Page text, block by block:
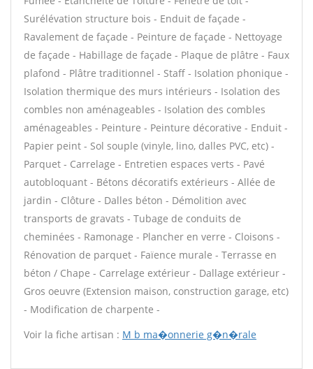
Surélévation structure bois - Enduit de façade -
Ravalement de façade - Peinture de façade - Nettoyage
de façade - Habillage de façade - Plaque de plâtre - Faux
plafond - Plâtre traditionnel - Staff - Isolation phonique -
Isolation thermique des murs intérieurs - Isolation des
combles non aménageables - Isolation des combles
aménageables - Peinture - Peinture décorative - Enduit -
Papier peint - Sol souple (vinyle, lino, dalles PVC, etc) -
Parquet - Carrelage - Entretien espaces verts - Pavé
autobloquant - Bétons décoratifs extérieurs - Allée de
jardin - Clôture - Dalles béton - Démolition avec
transports de gravats - Tubage de conduits de
cheminées - Ramonage - Plancher en verre - Cloisons -
Rénovation de parquet - Faïence murale - Terrasse en
béton / Chape - Carrelage extérieur - Dallage extérieur -
Gros oeuvre (Extension maison, construction garage, etc)
- Modification de charpente -
Voir la fiche artisan : M b ma�onnerie g�n�rale